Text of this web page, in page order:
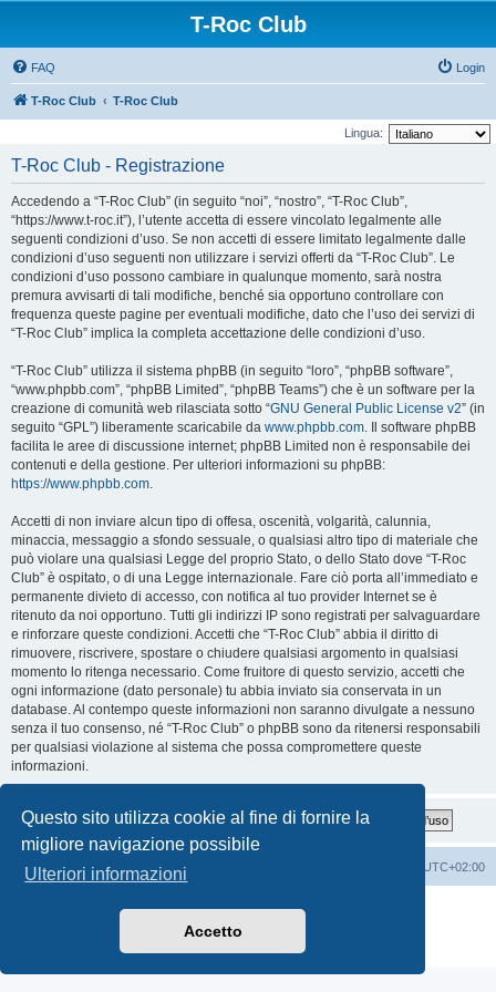
Questo sito utilizza cookie al fine di fornire la
migliore navigazione possibile
Ulteriori informazioni
Accetto
T-Roc Club
FAQ Login
T-Roc Club T-Roc Club
Lingua:
T-Roc Club - Registrazione
Accedendo a “T-Roc Club” (in seguito “noi”, “nostro”, “T-Roc Club”,
“https://www.t-roc.it”), l’utente accetta di essere vincolato legalmente alle
seguenti condizioni d’uso. Se non accetti di essere limitato legalmente dalle
condizioni d’uso seguenti non utilizzare i servizi offerti da “T-Roc Club”. Le
condizioni d’uso possono cambiare in qualunque momento, sarà nostra
premura avvisarti di tali modifiche, benché sia opportuno controllare con
frequenza queste pagine per eventuali modifiche, dato che l’uso dei servizi di
“T-Roc Club” implica la completa accettazione delle condizioni d’uso.
“T-Roc Club” utilizza il sistema phpBB (in seguito “loro”, “phpBB software”,
“www.phpbb.com”, “phpBB Limited”, “phpBB Teams”) che è un software per la
creazione di comunità web rilasciata sotto “GNU General Public License v2” (in
seguito “GPL”) liberamente scaricabile da www.phpbb.com. Il software phpBB
facilita le aree di discussione internet; phpBB Limited non è responsabile dei
contenuti e della gestione. Per ulteriori informazioni su phpBB:
https://www.phpbb.com.
Accetti di non inviare alcun tipo di offesa, oscenità, volgarità, calunnia,
minaccia, messaggio a sfondo sessuale, o qualsiasi altro tipo di materiale che
può violare una qualsiasi Legge del proprio Stato, o dello Stato dove “T-Roc
Club” è ospitato, o di una Legge internazionale. Fare ciò porta all’immediato e
permanente divieto di accesso, con notifica al tuo provider Internet se è
ritenuto da noi opportuno. Tutti gli indirizzi IP sono registrati per salvaguardare
e rinforzare queste condizioni. Accetti che “T-Roc Club” abbia il diritto di
rimuovere, riscrivere, spostare o chiudere qualsiasi argomento in qualsiasi
momento lo ritenga necessario. Come fruitore di questo servizio, accetti che
ogni informazione (dato personale) tu abbia inviato sia conservata in un
database. Al contempo queste informazioni non saranno divulgate a nessuno
senza il tuo consenso, né “T-Roc Club” o phpBB sono da ritenersi responsabili
per qualsiasi violazione al sistema che possa compromettere queste
informazioni.
T-Roc Club T-Roc Club UTC+02:00
Traduzione Italiana